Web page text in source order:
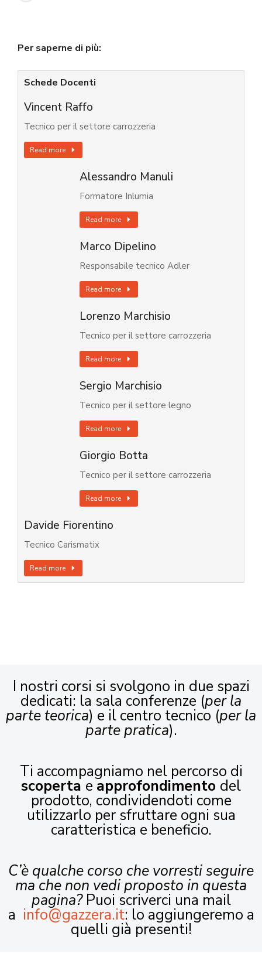
Per saperne di più:
Schede Docenti
Vincent Raffo
Tecnico per il settore carrozzeria
Read more
Alessandro Manuli
Formatore Inlumia
Read more
Marco Dipelino
Responsabile tecnico Adler
Read more
Lorenzo Marchisio
Tecnico per il settore carrozzeria
Read more
Sergio Marchisio
Tecnico per il settore legno
Read more
Giorgio Botta
Tecnico per il settore carrozzeria
Read more
Davide Fiorentino
Tecnico Carismatix
Read more
I nostri corsi si svolgono in due spazi
dedicati: la sala conferenze (per la
parte teorica) e il centro tecnico (per la
parte pratica).
Ti accompagniamo nel percorso di
scoperta e approfondimento del
prodotto, condividendoti come
utilizzarlo per sfruttare ogni sua
caratteristica e beneficio.
C’è qualche corso che vorresti seguire
ma che non vedi proposto in questa
pagina?Puoi scriverci una mail
a info@gazzera.it: lo aggiungeremo a
quelli già presenti!